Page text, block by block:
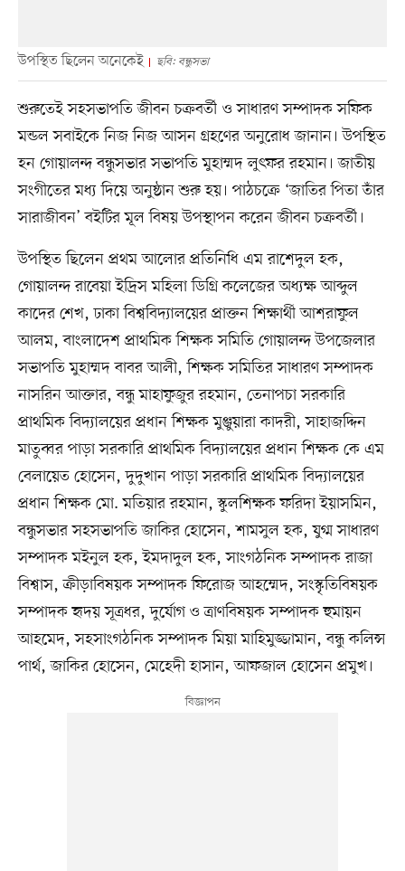
উপস্থিত ছিলেন অনেকেই ছবি: বন্ধুসভা
শুরুতেই সহসভাপতি জীবন চক্রবর্তী ও সাধারণ সম্পাদক সফিক
মন্ডল সবাইকে নিজ নিজ আসন গ্রহণের অনুরোধ জানান। উপস্থিত
হন গোয়ালন্দ বন্ধুসভার সভাপতি মুহাম্মদ লুৎফর রহমান। জাতীয়
সংগীতের মধ্য দিয়ে অনুষ্ঠান শুরু হয়। পাঠচক্রে ‘জাতির পিতা তাঁর
সারাজীবন’ বইটির মূল বিষয় উপস্থাপন করেন জীবন চক্রবর্তী।
উপস্থিত ছিলেন প্রথম আলোর প্রতিনিধি এম রাশেদুল হক,
গোয়ালন্দ রাবেয়া ইদ্রিস মহিলা ডিগ্রি কলেজের অধ্যক্ষ আব্দুল
কাদের শেখ, ঢাকা বিশ্ববিদ্যালয়ের প্রাক্তন শিক্ষার্থী আশরাফুল
আলম, বাংলাদেশ প্রাথমিক শিক্ষক সমিতি গোয়ালন্দ উপজেলার
সভাপতি মুহাম্মদ বাবর আলী, শিক্ষক সমিতির সাধারণ সম্পাদক
নাসরিন আক্তার, বন্ধু মাহাফুজুর রহমান, তেনাপচা সরকারি
প্রাথমিক বিদ্যালয়ের প্রধান শিক্ষক মুঞ্জুয়ারা কাদরী, সাহাজদ্দিন
মাতুব্বর পাড়া সরকারি প্রাথমিক বিদ্যালয়ের প্রধান শিক্ষক কে এম
বেলায়েত হোসেন, দুদুখান পাড়া সরকারি প্রাথমিক বিদ্যালয়ের
প্রধান শিক্ষক মো. মতিয়ার রহমান, স্কুলশিক্ষক ফরিদা ইয়াসমিন,
বন্ধুসভার সহসভাপতি জাকির হোসেন, শামসুল হক, যুগ্ম সাধারণ
সম্পাদক মইনুল হক, ইমদাদুল হক, সাংগঠনিক সম্পাদক রাজা
বিশ্বাস, ক্রীড়াবিষয়ক সম্পাদক ফিরোজ আহম্মেদ, সংস্কৃতিবিষয়ক
সম্পাদক হৃদয় সূত্রধর, দুর্যোগ ও ত্রাণবিষয়ক সম্পাদক হুমায়ন
আহমেদ, সহসাংগঠনিক সম্পাদক মিয়া মাহিমুজ্জামান, বন্ধু কলিন্স
পার্থ, জাকির হোসেন, মেহেদী হাসান, আফজাল হোসেন প্রমুখ।